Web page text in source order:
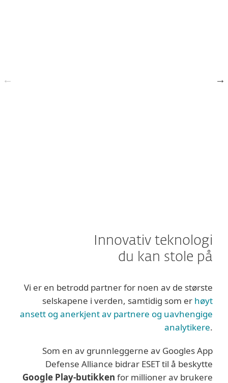
Innovativ teknologi
du kan stole på
Vi er en betrodd partner for noen av de største
selskapene i verden, samtidig som er høyt
ansett og anerkjent av partnere og uavhengige
analytikere.
Som en av grunnleggerne av Googles App
Defense Alliance bidrar ESET til å beskytte
Google Play-butikken for millioner av brukere